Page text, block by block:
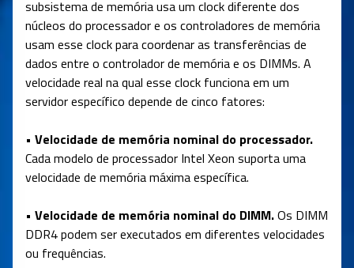
subsistema de memória usa um clock diferente dos
núcleos do processador e os controladores de memória
usam esse clock para coordenar as transferências de
dados entre o controlador de memória e os DIMMs. A
velocidade real na qual esse clock funciona em um
servidor específico depende de cinco fatores:
• Velocidade de memória nominal do processador.
Cada modelo de processador Intel Xeon suporta uma
velocidade de memória máxima específica.
• Velocidade de memória nominal do DIMM.Os DIMM
DDR4 podem ser executados em diferentes velocidades
ou frequências.